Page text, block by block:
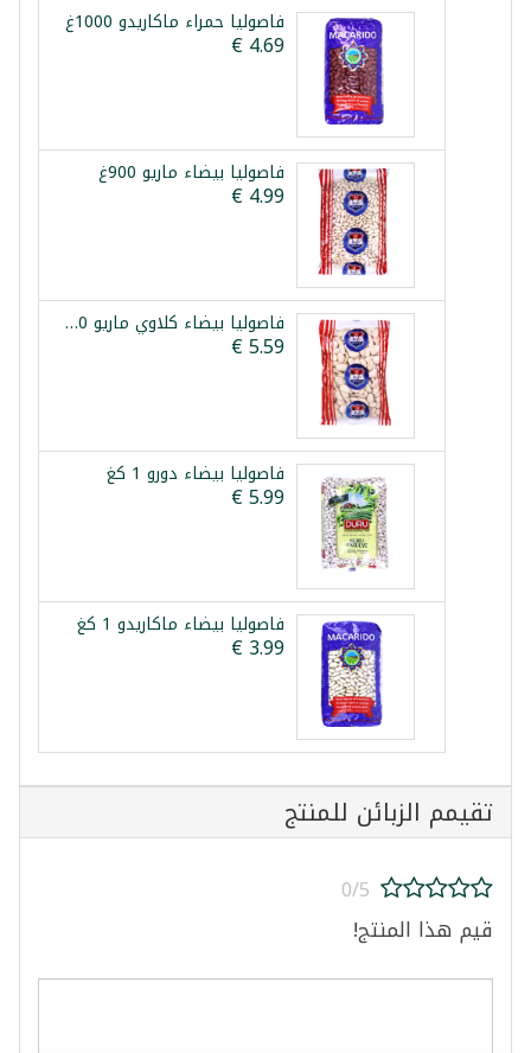
فاصوليا حمراء ماكاريدو 1000غ
فاصوليا بيضاء ماريو 900غ
فاصوليا بيضاء كلاوي ماريو 800غ
فاصوليا بيضاء دورو 1 كغ
فاصوليا بيضاء ماكاريدو 1 كغ
تقيمم الزبائن للمنتج
0/5
قيم هذا المنتج!